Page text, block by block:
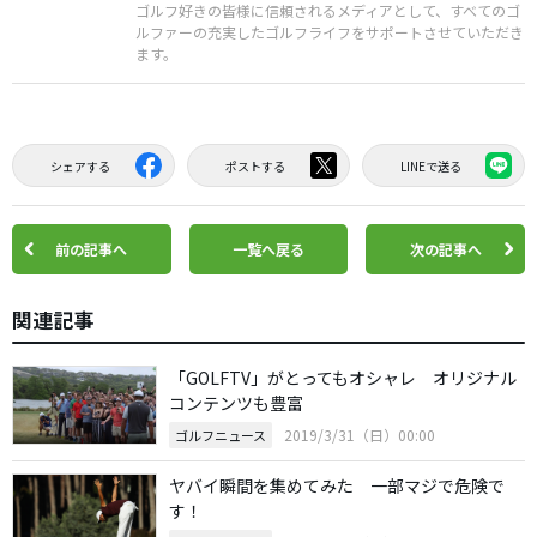
ゴルフ好きの皆様に信頼されるメディアとして、すべてのゴ
ルファーの充実したゴルフライフをサポートさせていただき
ます。
シェアする ポストする LINEで送る
前の記事へ 一覧へ戻る 次の記事へ
関連記事
「GOLFTV」がとってもオシャレ オリジナル
コンテンツも豊富
ゴルフニュース 2019/3/31（日）00:00
ヤバイ瞬間を集めてみた 一部マジで危険で
す！